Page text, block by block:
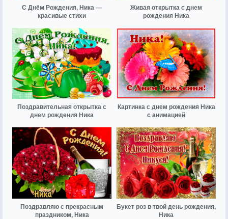
С Днём Рождения, Ника —
красивые стихи
Живая открытка с днем
рождения Ника
Поздравительная открытка с
днем рождения Ника
Картинка с днем рождения Ника
с анимацией
Поздравляю с прекрасным
праздником, Ника
Букет роз в твой день рождения,
Ника